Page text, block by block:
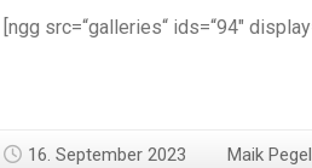
[ngg src=“galleries“ ids=“94″
16. September 2023 Maik Pegel